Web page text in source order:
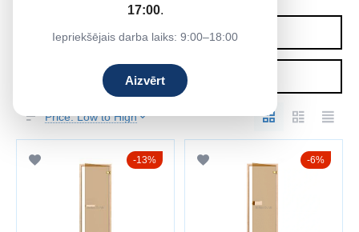
17:00.
Iepriekšējais darba laiks: 9:00–18:00
Aizvērt
KATEGORIJAS
FILTRI
Price: Low to High
13% 6%